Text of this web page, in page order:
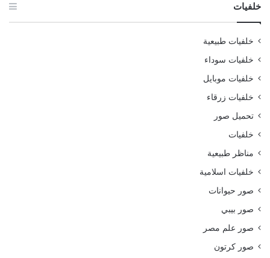
خلفيات
خلفيات طبيعية
خلفيات سوداء
خلفيات موبايل
خلفيات زرقاء
تحميل صور
خلفيات
مناظر طبيعية
خلفيات اسلامية
صور حيوانات
صور بيبي
صور علم مصر
صور كرتون